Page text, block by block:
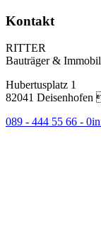
Kontakt
RITTER
Bauträger &
Hubertusplatz 1
82041 Deisenhofen
089 - 444 55 66 - 0